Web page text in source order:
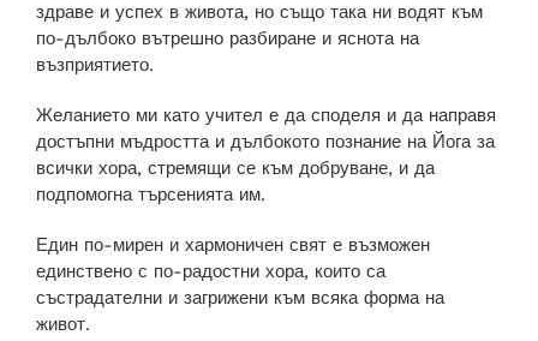
здраве и успех в живота, но също така ни водят към
по-дълбоко вътрешно разбиране и яснота на
възприятието.
Желанието ми като учител е да споделя и да направя
достъпни мъдростта и дълбокото познание на Йога за
всички хора, стремящи се към добруване, и да
подпомогна търсенията им.
Един по-мирен и хармоничен свят е възможен
единствено с по-радостни хора, които са
състрадателни и загрижени към всяка форма на
живот.